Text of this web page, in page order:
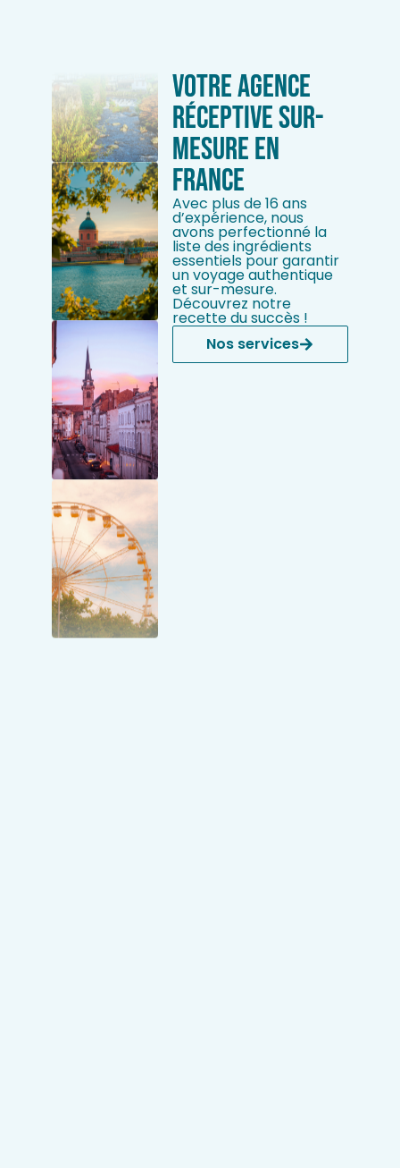
Votre Agence
Réceptive sur-
mesure en
France
Avec plus de 16 ans
d’expérience, nous
avons perfectionné la
liste des ingrédients
essentiels pour garantir
un voyage authentique
et sur-mesure.
Découvrez notre
recette du succès !
Nos services